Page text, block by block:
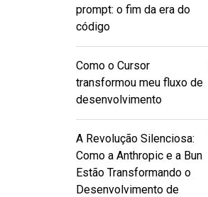
prompt: o fim da era do
código
Como o Cursor
transformou meu fluxo de
desenvolvimento
A Revolução Silenciosa:
Como a Anthropic e a Bun
Estão Transformando o
Desenvolvimento de